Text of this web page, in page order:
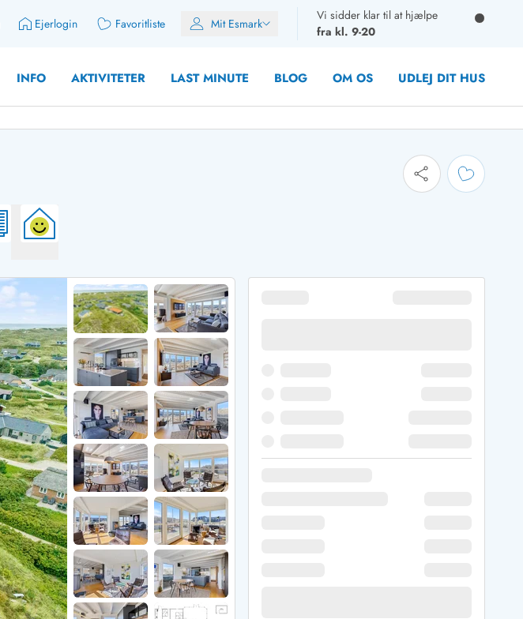
Ejerlogin Favoritliste Mit Esmark
Vi sidder klar til at hjælpe
fra kl. 9-20
INFO AKTIVITETER LAST MINUTE BLOG OM OS UDLEJ DIT HUS
Sommerhuse for 12 Personer
Sommerhuse for 14 Personer
Sommerhuse i sommerferien
Sommerhuse i efterårsferien
Sommerhuse i vinterferien
Sommerhuse i juleferien
Sommerhuse til nytår
Sommerhuse i Lodbjerg Hede
Sommerhuse i Nr. Lyngvig
Sommerhuse på Rømø
Sommerhuse i Søndervig
Sommerhuse i Skodbjerge
Sommerhuse i Thorsminde
Sommerhuse i Vedersø Klit
Sommerhuse i Vejers Strand
Sommerhuse i Vester Husby